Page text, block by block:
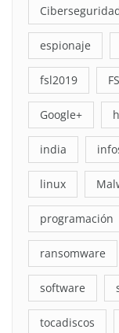
espionaje
fsl2019
Google+
india
linux
programación
ransomware
software
tocadiscos